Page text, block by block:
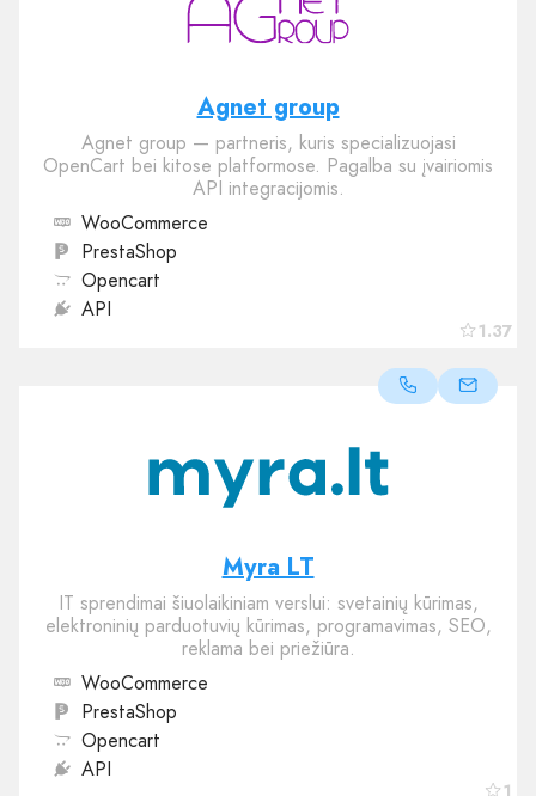
1.37
Agnet group
Agnet group — partneris, kuris specializuojasi
OpenCart bei kitose platformose. Pagalba su įvairiomis
API integracijomis.
WooCommerce
PrestaShop
Opencart
API
1
Myra LT
IT sprendimai šiuolaikiniam verslui: svetainių kūrimas,
elektroninių parduotuvių kūrimas, programavimas, SEO,
reklama bei priežiūra.
WooCommerce
PrestaShop
Opencart
API